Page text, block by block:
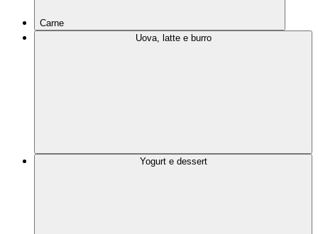
Carne
Uova, latte e burro
Yogurt e dessert